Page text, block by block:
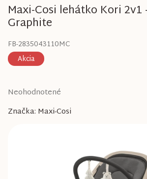
Maxi-Cosi lehátko Kori 2v1
Graphite
FB-2835043110MC
Akcia
Priemerné
produktu
Neohodnotené
Značka: Maxi-Cosi